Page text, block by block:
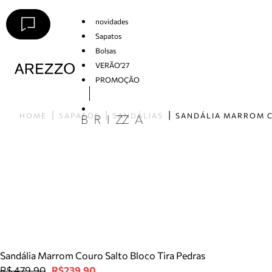
novidades
Sapatos
Bolsas
VERÃO'27
PROMOÇÃO
HOME SAPATOS SANDÁLIAS
Sandália Marrom Couro Salto Bloco Tira Pedras